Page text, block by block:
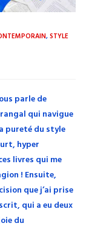
, STYLE
parle de
qui navigue
pureté du style
hyper
livres qui me
! Ensuite,
que j’ai prise
qui a eu deux
du